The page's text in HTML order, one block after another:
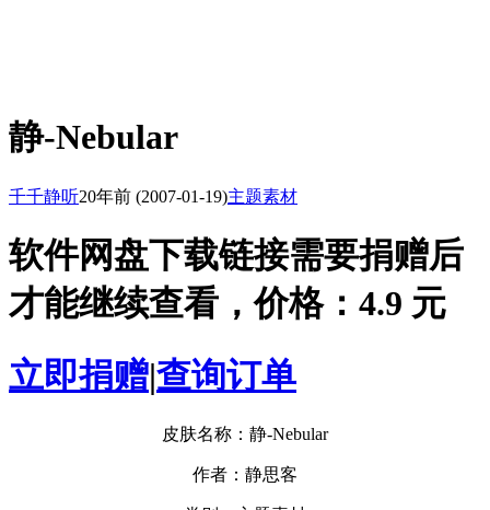
静-Nebular
千千静听20年前 (2007-01-19)主题素材
软件网盘下载链接需要捐赠后
才能继续查看，价格：4.9 元
立即捐赠|查询订单
皮肤名称：静-Nebular
作者：静思客